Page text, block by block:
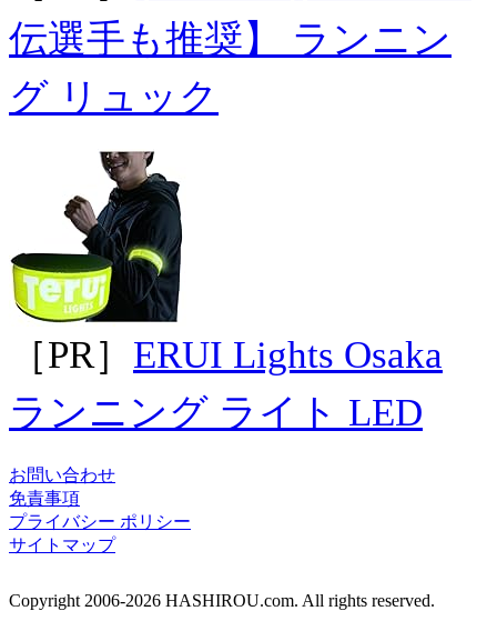
伝選手も推奨】 ランニン
グ リュック
［PR］ ERUI Lights Osaka
ランニング ライト LED
お問い合わせ
免責事項
プライバシー ポリシー
サイトマップ
Copyright 2006-2026 HASHIROU.com. All rights reserved.